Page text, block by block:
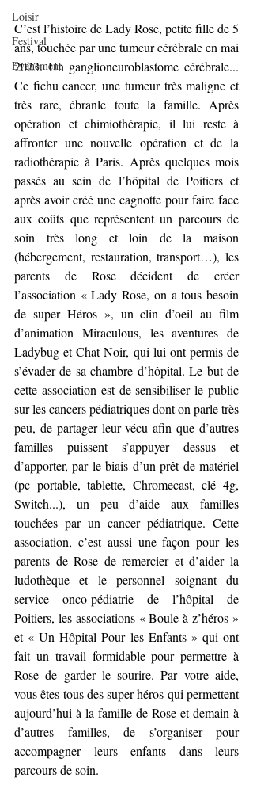
Loisir
Festival
Evénement
C’est l’histoire de Lady Rose, petite fille de 5
ans, touchée par une tumeur cérébrale en mai
2023. Un ganglioneuroblastome cérébrale...
Ce fichu cancer, une tumeur très maligne et
très rare, ébranle toute la famille. Après
opération et chimiothérapie, il lui reste à
affronter une nouvelle opération et de la
radiothérapie à Paris. Après quelques mois
passés au sein de l’hôpital de Poitiers et
après avoir créé une cagnotte pour faire face
aux coûts que représentent un parcours de
soin très long et loin de la maison
(hébergement, restauration, transport…), les
parents de Rose décident de créer
l’association « Lady Rose, on a tous besoin
de super Héros », un clin d’oeil au film
d’animation Miraculous, les aventures de
Ladybug et Chat Noir, qui lui ont permis de
s’évader de sa chambre d’hôpital. Le but de
cette association est de sensibiliser le public
sur les cancers pédiatriques dont on parle très
peu, de partager leur vécu afin que d’autres
familles puissent s’appuyer dessus et
d’apporter, par le biais d’un prêt de matériel
(pc portable, tablette, Chromecast, clé 4g,
Switch...), un peu d’aide aux familles
touchées par un cancer pédiatrique. Cette
association, c’est aussi une façon pour les
parents de Rose de remercier et d’aider la
ludothèque et le personnel soignant du
service onco-pédiatrie de l’hôpital de
Poitiers, les associations « Boule à z’héros »
et « Un Hôpital Pour les Enfants » qui ont
fait un travail formidable pour permettre à
Rose de garder le sourire. Par votre aide,
vous êtes tous des super héros qui permettent
aujourd’hui à la famille de Rose et demain à
d’autres familles, de s’organiser pour
accompagner leurs enfants dans leurs
parcours de soin.